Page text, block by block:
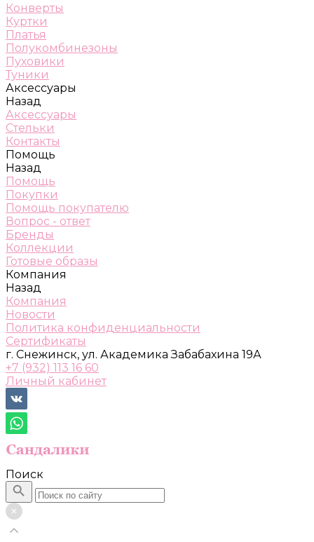
Конверты
Куртки
Платья
Полукомбинезоны
Пуховики
Туники
Аксессуары
Назад
Аксессуары
Стельки
Контакты
Помощь
Назад
Помощь
Покупки
Помощь покупателю
Вопрос - ответ
Бренды
Коллекции
Готовые образы
Компания
Назад
Компания
Новости
Политика конфиденциальности
Сертификаты
г. Снежинск, ул. Академика Забабахина 19А
+7 (932) 113 16 60
Личный кабинет
Поиск